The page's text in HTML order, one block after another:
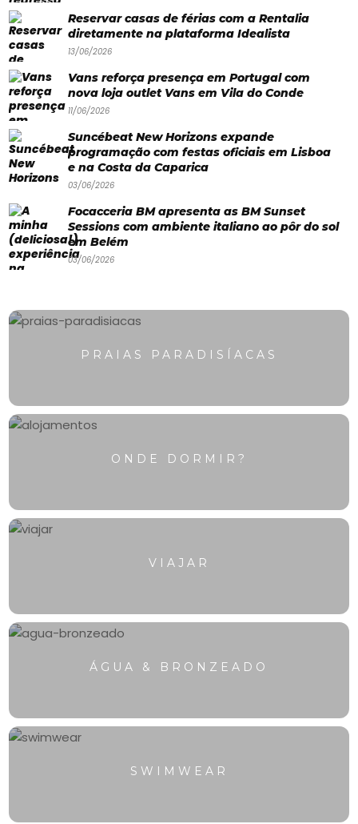
Praias
Swimwear
Água
&
Sun7
somos
connosco!
Reservar casas de férias com a Rentalia
diretamente na plataforma Idealista
13/06/2026
Vans reforça presença em Portugal com
nova loja outlet Vans em Vila do Conde
11/06/2026
Suncébeat New Horizons expande
programação com festas oficiais em Lisboa
e na Costa da Caparica
03/06/2026
Focacceria BM apresenta as BM Sunset
Sessions com ambiente italiano ao pôr do sol
em Belém
03/06/2026
PRAIAS PARADISÍACAS
ONDE DORMIR?
VIAJAR
ÁGUA & BRONZEADO
SWIMWEAR